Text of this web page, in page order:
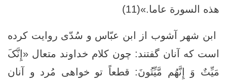
هذه السورة عاما.»(11)
ابن شهر آشوب از ابن عبّاس و سُدّی روایت کرده
است که آنان گفتند: چون کلام خداوند متعال «إِنَّکَ
مَیِّتٌ وَ إِنَّهُم مَّیِّتُونَ: قطعاً تو خواهی مُرد و آنان